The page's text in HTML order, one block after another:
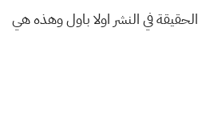
في النشر اولا باول وهذه هي